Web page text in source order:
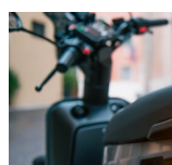
dei veicoli inquinanti
previste tre linee di